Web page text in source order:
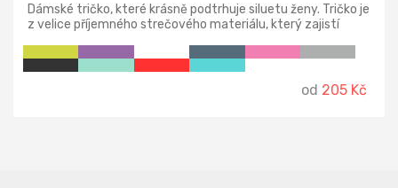
Dámské tričko, které krásně podtrhuje siluetu ženy. Tričko je
z velice příjemného strečového materiálu, který zajistí
bočními švy, úzký lem průkrčníku z vrchového materiálu,
vnitřní část průkrčníku začištěna páskou z vrchového
materiálu, zpevnění ramenních švů páskou, krátké přiléhavé
od 205 Kč